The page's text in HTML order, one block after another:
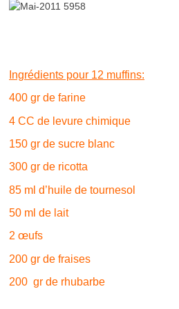
Ingrédients pour 12 muffins:
400 gr de farine
4 CC de levure chimique
150 gr de sucre blanc
300 gr de ricotta
85 ml d’huile de tournesol
50 ml de lait
2 œufs
200 gr de fraises
200 gr de rhubarbe